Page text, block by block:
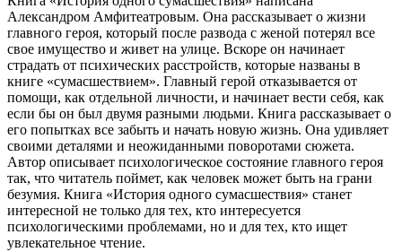
Александром Амфитеатровым. Она рассказывает о жизни
главного героя, который после развода с женой потерял все
свое имущество и живет на улице. Вскоре он начинает
страдать от психических расстройств, которые названы в
книге «сумасшествием». Главный герой отказывается от
помощи, как отдельной личности, и начинает вести себя, как
если бы он был двумя разными людьми. Книга рассказывает о
его попытках все забыть и начать новую жизнь. Она удивляет
своими деталями и неожиданными поворотами сюжета.
Автор описывает психологическое состояние главного героя
так, что читатель поймет, как человек может быть на грани
безумия. Книга «История одного сумасшествия» станет
интересной не только для тех, кто интересуется
психологическими проблемами, но и для тех, кто ищет
увлекательное чтение.